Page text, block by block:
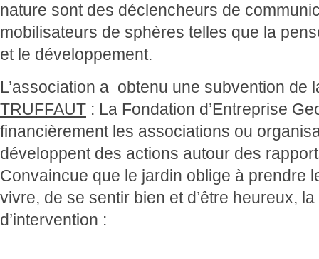
nature sont des déclencheurs de
mobilisateurs de sphères telles que la
et le développement.
L’association a obtenu une subvention de
TRUFFAUT : La Fondation d’Entreprise
financièrement les associations ou
développent des actions autour des
Convaincue que le jardin oblige à prendre
vivre, de se sentir bien et d’être heureux,
d’intervention :